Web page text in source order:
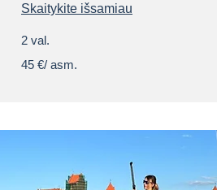
Skaitykite išsamiau
2 val.
€/
45 €/ asm.